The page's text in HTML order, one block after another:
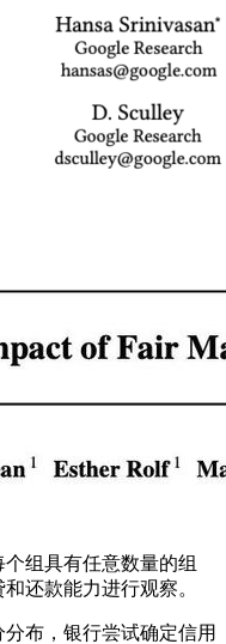
组具有任意数量的组
还款能力进行观察。
布，银行尝试确定信用